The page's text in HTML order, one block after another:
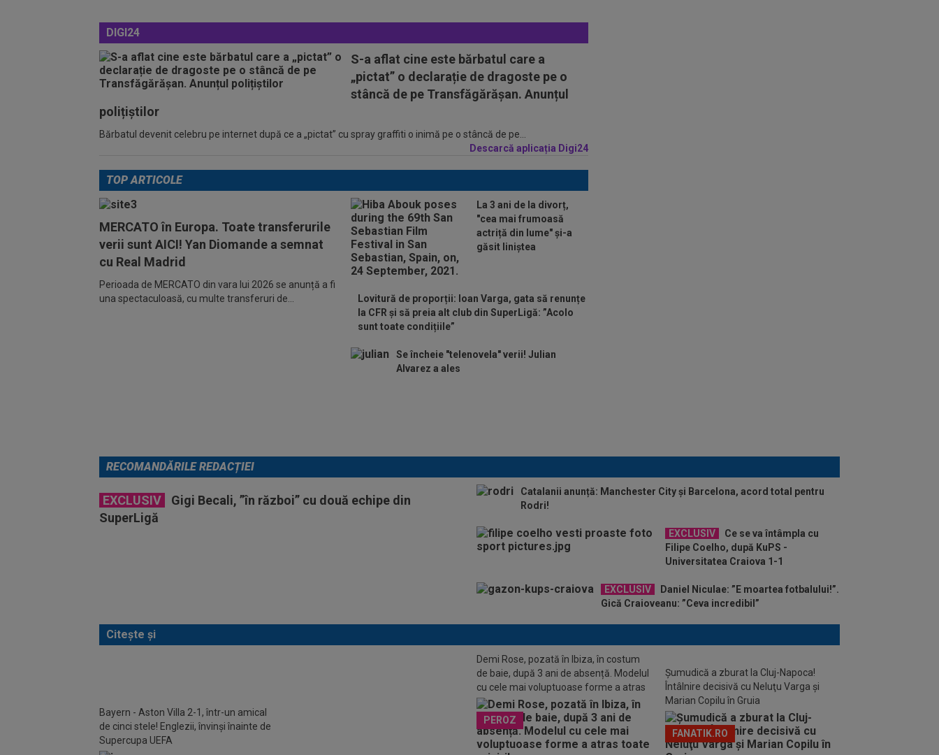
DIGI24
S-a aflat cine este bărbatul care a
„pictat” o declarație de dragoste pe o
stâncă de pe Transfăgărășan. Anunțul
polițiștilor
Bărbatul devenit celebru pe internet după ce a „pictat” cu spray graffiti o inimă pe o stâncă de pe...
Descarcă aplicația Digi24
TOP ARTICOLE
MERCATO în Europa. Toate transferurile
verii sunt AICI! Yan Diomande a semnat
cu Real Madrid
Perioada de MERCATO din vara lui 2026 se anunță a fi
una spectaculoasă, cu multe transferuri de...
La 3 ani de la divorț,
"cea mai frumoasă
actriță din lume" și-a
găsit liniștea
Lovitură de proporții: Ioan Varga, gata să renunțe
la CFR și să preia alt club din SuperLigă: ”Acolo
sunt toate condițiile”
Se încheie "telenovela" verii! Julian
Alvarez a ales
RECOMANDĂRILE REDACȚIEI
EXCLUSIV
Gigi Becali, ”în război” cu două echipe din
SuperLigă
Catalanii anunță: Manchester City și Barcelona, acord total pentru
Rodri!
EXCLUSIV
Ce se va întâmpla cu
Filipe Coelho, după KuPS -
Universitatea Craiova 1-1
EXCLUSIV
Daniel Niculae: ”E moartea fotbalului!”.
Gică Craioveanu: ”Ceva incredibil”
Citește și
Bayern - Aston Villa 2-1, într-un amical
de cinci stele! Englezii, învinși înainte de
Supercupa UEFA
Demi Rose, pozată în Ibiza, în costum
de baie, după 3 ani de absență. Modelul
cu cele mai voluptuoase forme a atras
toate privirile
PEROZ
Șumudică a zburat la Cluj-Napoca!
Întâlnire decisivă cu Neluţu Varga şi
Marian Copilu în Gruia
FANATIK.RO